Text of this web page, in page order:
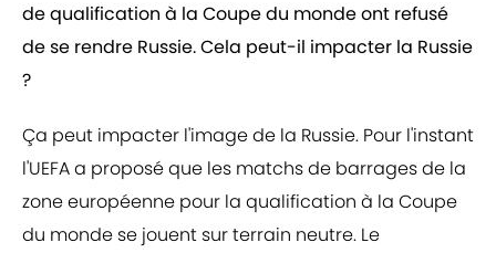
de qualification à la Coupe du monde ont refusé
de se rendre Russie. Cela peut-il impacter la Russie
?
Ça peut impacter l'image de la Russie. Pour l'instant
l'UEFA a proposé que les matchs de barrages de la
zone européenne pour la qualification à la Coupe
du monde se jouent sur terrain neutre. Le